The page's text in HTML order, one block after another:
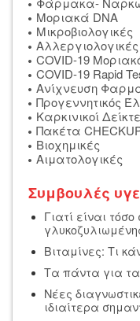
Μοριακά DNA
Μικροβιολογικές
Αλλεργιολογικές
COVID-19
COVID-19 Rapid
Ανίχνευση
Προγεννητικός
Καρκινικοί
Πακέτα
Βιοχημικές
Αιματολογικές
Συμβουλές
Γιατί είναι
Βιταμίνες: Τι
Τα πάντα για τα
Νέες
ιδιαίτερα